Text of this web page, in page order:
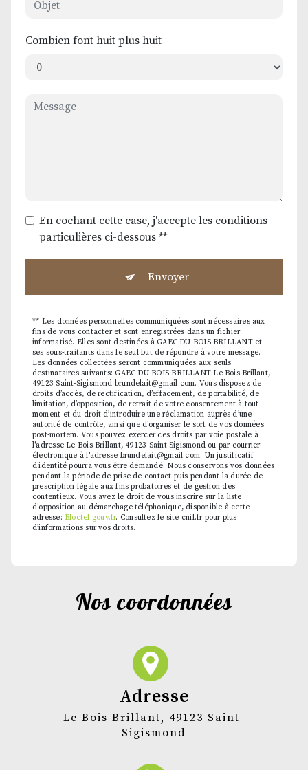
Combien font huit plus huit
En cochant cette case, j'accepte les conditions
particulières ci-dessous **
Envoyer
** Les données personnelles communiquées sont nécessaires aux
fins de vous contacter et sont enregistrées dans un fichier
informatisé. Elles sont destinées à GAEC DU BOIS BRILLANT et
ses sous-traitants dans le seul but de répondre à votre message.
Les données collectées seront communiquées aux seuls
destinataires suivants: GAEC DU BOIS BRILLANT Le Bois Brillant,
49123 Saint-Sigismond brundelait@gmail.com. Vous disposez de
droits d’accès, de rectification, d’effacement, de portabilité, de
limitation, d’opposition, de retrait de votre consentement à tout
moment et du droit d’introduire une réclamation auprès d’une
autorité de contrôle, ainsi que d’organiser le sort de vos données
post-mortem. Vous pouvez exercer ces droits par voie postale à
l'adresse Le Bois Brillant, 49123 Saint-Sigismond ou par courrier
électronique à l'adresse brundelait@gmail.com. Un justificatif
d'identité pourra vous être demandé. Nous conservons vos données
pendant la période de prise de contact puis pendant la durée de
prescription légale aux fins probatoires et de gestion des
contentieux. Vous avez le droit de vous inscrire sur la liste
d'opposition au démarchage téléphonique, disponible à cette
adresse:
Bloctel.gouv.fr. Consultez le site cnil.fr pour plus
d’informations sur vos droits.
Nos coordonnées
Adresse
Le Bois Brillant, 49123 Saint-
Sigismond